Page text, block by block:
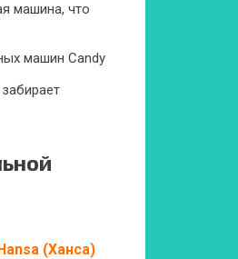
машина, что
машин Candy
(Ханса)